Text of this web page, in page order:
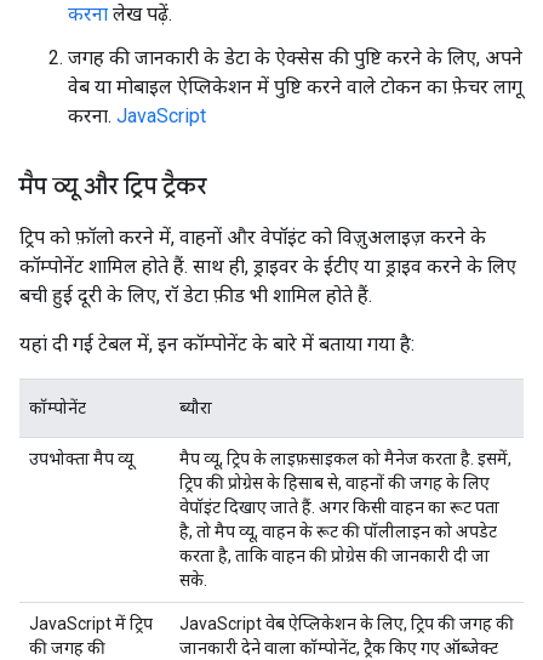
करना लेख पढ़ें.
जगह की जानकारी के डेटा के ऐक्सेस की पुष्टि करने के लिए, अपने
वेब या मोबाइल ऐप्लिकेशन में पुष्टि करने वाले टोकन का फ़ेचर लागू
करना. JavaScript
मैप व्यू और ट्रिप ट्रैकर
ट्रिप को फ़ॉलो करने में, वाहनों और वेपॉइंट को विज़ुअलाइज़ करने के
कॉम्पोनेंट शामिल होते हैं. साथ ही, ड्राइवर के ईटीए या ड्राइव करने के लिए
बची हुई दूरी के लिए, रॉ डेटा फ़ीड भी शामिल होते हैं.
यहां दी गई टेबल में, इन कॉम्पोनेंट के बारे में बताया गया है:
कॉम्पोनेंट ब्यौरा
उपभोक्ता मैप व्यू
मैप व्यू, ट्रिप के लाइफ़साइकल को मैनेज करता है. इसमें,
ट्रिप की प्रोग्रेस के हिसाब से, वाहनों की जगह के लिए
वेपॉइंट दिखाए जाते हैं. अगर किसी वाहन का रूट पता
है, तो मैप व्यू, वाहन के रूट की पॉलीलाइन को अपडेट
करता है, ताकि वाहन की प्रोग्रेस की जानकारी दी जा
सके.
JavaScript में ट्रिप
की जगह की
JavaScript वेब ऐप्लिकेशन के लिए, ट्रिप की जगह की
जानकारी देने वाला कॉम्पोनेंट, ट्रैक किए गए ऑब्जेक्ट